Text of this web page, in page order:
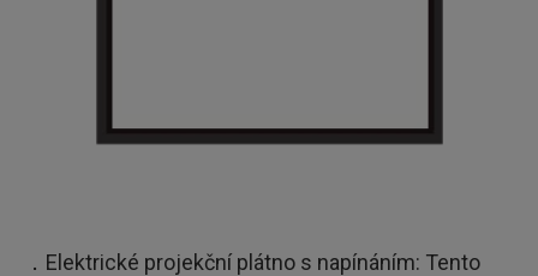
．Elektrické projekční plátno s napínáním: Tento